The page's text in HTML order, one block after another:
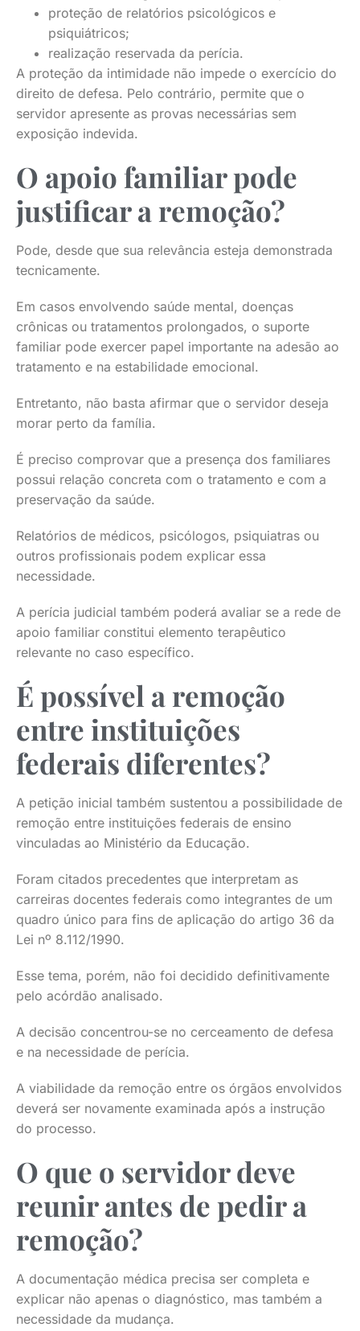
proteção de relatórios psicológicos e
psiquiátricos;
realização reservada da perícia.
A proteção da intimidade não impede o exercício do
direito de defesa. Pelo contrário, permite que o
servidor apresente as provas necessárias sem
exposição indevida.
O apoio familiar pode
justificar a remoção?
Pode, desde que sua relevância esteja demonstrada
tecnicamente.
Em casos envolvendo saúde mental, doenças
crônicas ou tratamentos prolongados, o suporte
familiar pode exercer papel importante na adesão ao
tratamento e na estabilidade emocional.
Entretanto, não basta afirmar que o servidor deseja
morar perto da família.
É preciso comprovar que a presença dos familiares
possui relação concreta com o tratamento e com a
preservação da saúde.
Relatórios de médicos, psicólogos, psiquiatras ou
outros profissionais podem explicar essa
necessidade.
A perícia judicial também poderá avaliar se a rede de
apoio familiar constitui elemento terapêutico
relevante no caso específico.
É possível a remoção
entre instituições
federais diferentes?
A petição inicial também sustentou a possibilidade de
remoção entre instituições federais de ensino
vinculadas ao Ministério da Educação.
Foram citados precedentes que interpretam as
carreiras docentes federais como integrantes de um
quadro único para fins de aplicação do artigo 36 da
Lei nº 8.112/1990.
Esse tema, porém, não foi decidido definitivamente
pelo acórdão analisado.
A decisão concentrou-se no cerceamento de defesa
e na necessidade de perícia.
A viabilidade da remoção entre os órgãos envolvidos
deverá ser novamente examinada após a instrução
do processo.
O que o servidor deve
reunir antes de pedir a
remoção?
A documentação médica precisa ser completa e
explicar não apenas o diagnóstico, mas também a
necessidade da mudança.